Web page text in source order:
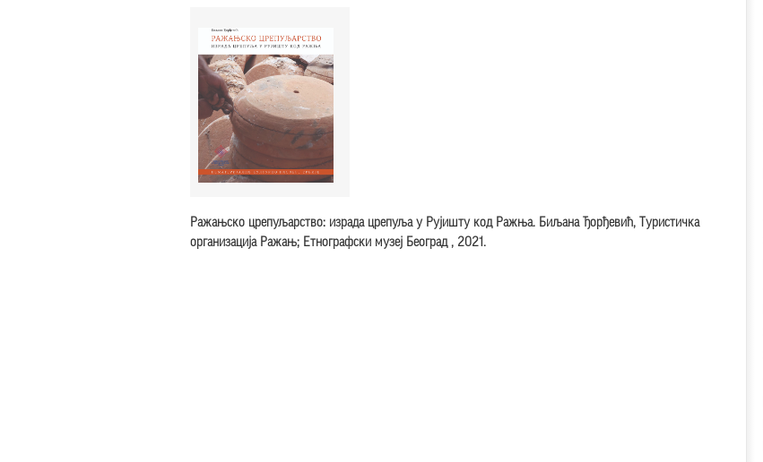
Ражањско црепуљарство: израда црепуља у Рујишту код Ражња. Биљана Ђорђевић, Туристичка
организација Ражањ; Етнографски музеј Београд , 2021.